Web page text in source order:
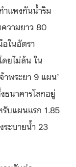
ำแพงกันน้ำริม
วามยาว 80
ในอัตรา
ยไม่ล้น ใน
าพระยา 9 แผน’
นาคารโลกอยู่
บแผนแรก 1.85
ระบายน้ำ 23